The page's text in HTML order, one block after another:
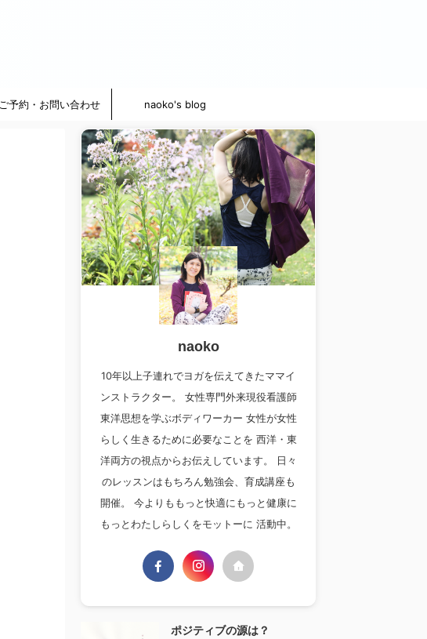
ご予約・お問い合わせ naoko's blog
naoko
10年以上子連れでヨガを伝えてきたママイ
ンストラクター。 女性専門外来現役看護師
東洋思想を学ぶボディワーカー 女性が女性
らしく生きるために必要なことを 西洋・東
洋両方の視点からお伝えしています。 日々
のレッスンはもちろん勉強会、育成講座も
開催。 今よりももっと快適にもっと健康に
もっとわたしらしくをモットーに 活動中。
ポジティブの源は？